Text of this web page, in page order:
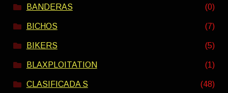
BANDERAS (0)
BICHOS (7)
BIKERS (5)
BLAXPLOITATION (1)
CLASIFICADA S (48)